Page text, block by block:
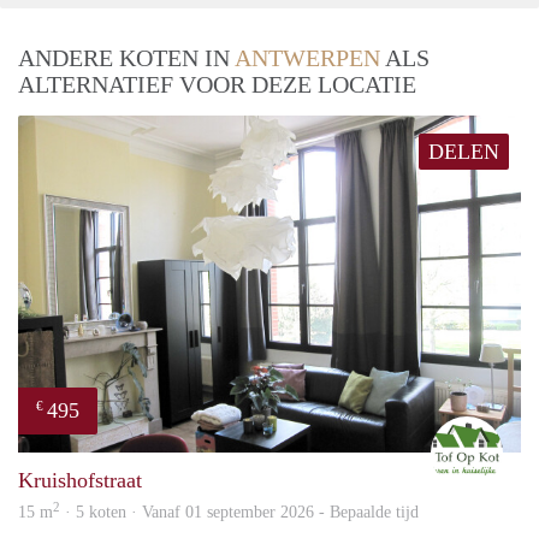
ANDERE KOTEN IN ANTWERPEN ALS
ALTERNATIEF VOOR DEZE LOCATIE
DELEN
€ 495
M
Kruishofstraat
15 m2 · 5 koten · Vanaf 01 september 2026 - Bepaalde tijd